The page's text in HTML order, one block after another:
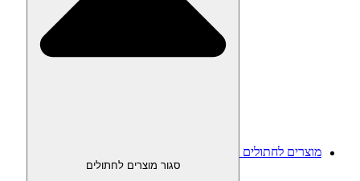
מוצרים לחתולים
סגור מוצרים לחתולים